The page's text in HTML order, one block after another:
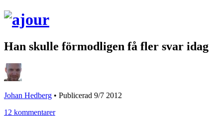
Han skulle förmodligen få fler svar idag
Johan Hedberg • Publicerad 9/7 2012
12 kommentarer